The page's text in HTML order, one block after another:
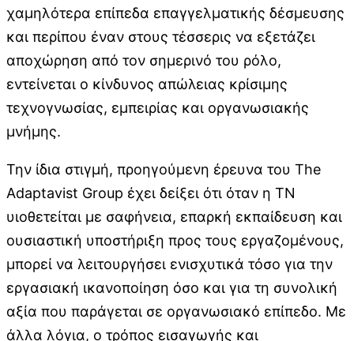
χαμηλότερα επίπεδα επαγγελματικής δέσμευσης
και περίπου έναν στους τέσσερις να εξετάζει
αποχώρηση από τον σημερινό του ρόλο,
εντείνεται ο κίνδυνος απώλειας κρίσιμης
τεχνογνωσίας, εμπειρίας και οργανωσιακής
μνήμης.
Την ίδια στιγμή, προηγούμενη έρευνα του The
Adaptavist Group έχει δείξει ότι όταν η ΤΝ
υιοθετείται με σαφήνεια, επαρκή εκπαίδευση και
ουσιαστική υποστήριξη προς τους εργαζομένους,
μπορεί να λειτουργήσει ενισχυτικά τόσο για την
εργασιακή ικανοποίηση όσο και για τη συνολική
αξία που παράγεται σε οργανωσιακό επίπεδο. Με
άλλα λόγια, ο τρόπος εισαγωγής και